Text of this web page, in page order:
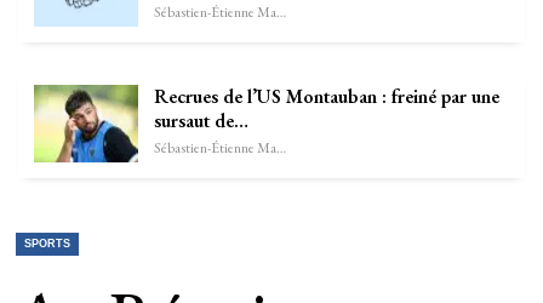
Sébastien-Étienne Marechal
Recrues de l’US Montauban : freiné par une
sursaut de…
Sébastien-Étienne Marechal
SPORTS